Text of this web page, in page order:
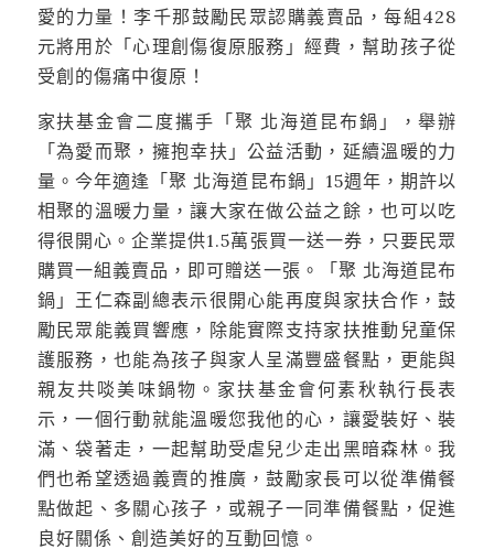
愛的力量！李千那鼓勵民眾認購義賣品，每組428
元將用於「心理創傷復原服務」經費，幫助孩子從
受創的傷痛中復原！
家扶基金會二度攜手「聚 北海道昆布鍋」，舉辦
「為愛而聚，擁抱幸扶」公益活動，延續溫暖的力
量。今年適逢「聚 北海道昆布鍋」15週年，期許以
相聚的溫暖力量，讓大家在做公益之餘，也可以吃
得很開心。企業提供1.5萬張買一送一券，只要民眾
購買一組義賣品，即可贈送一張。「聚 北海道昆布
鍋」王仁森副總表示很開心能再度與家扶合作，鼓
勵民眾能義買響應，除能實際支持家扶推動兒童保
護服務，也能為孩子與家人呈滿豐盛餐點，更能與
親友共啖美味鍋物。家扶基金會何素秋執行長表
示，一個行動就能溫暖您我他的心，讓愛裝好、裝
滿、袋著走，一起幫助受虐兒少走出黑暗森林。我
們也希望透過義賣的推廣，鼓勵家長可以從準備餐
點做起、多關心孩子，或親子一同準備餐點，促進
良好關係、創造美好的互動回憶。